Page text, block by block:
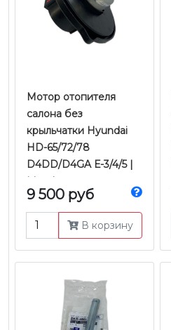
Мотор отопителя
салона без
крыльчатки Hyundai
HD-65/72/78
D4DD/D4GA Е-3/4/5 |
Mando
9 500 руб
В корзину